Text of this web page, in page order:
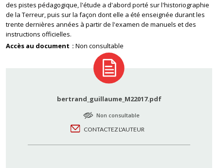
des pistes pédagogique, l'étude a d'abord porté sur l'historiographie
de la Terreur, puis sur la façon dont elle a été enseignée durant les
trente dernières années à partir de l'examen de manuels et des
instructions officielles.
Accès au document
Non consultable
bertrand_guillaume_M22017.pdf
Non consultable
CONTACTEZ L'AUTEUR